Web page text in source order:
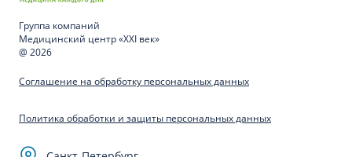
Группа компаний
Медицинский центр «XXI век»
@ 2026
Соглашение на обработку персональных данных
Политика обработки и защиты персональных данных